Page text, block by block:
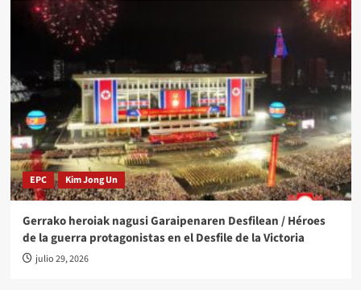
EPC Kim Jong Un
Gerrako heroiak nagusi Garaipenaren Desfilean / Héroes
de la guerra protagonistas en el Desfile de la Victoria
julio 29, 2026